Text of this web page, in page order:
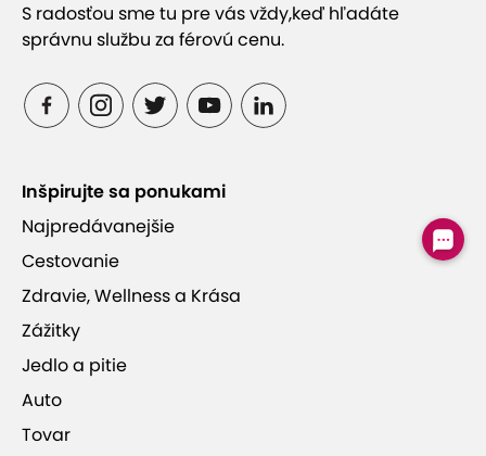
Moderná stomatologická ambulancia v tesnej
blízkosti Račianskeho mýta
S radosťou sme tu pre vás vždy,keď hľadáte
správnu službu za férovú cenu.
Inšpirujte sa ponukami
Najpredávanejšie
Cestovanie
Zdravie, Wellness a Krása
Zážitky
Jedlo a pitie
Auto
Tovar